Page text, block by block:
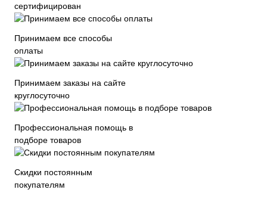
сертифицирован
Принимаем все способы
оплаты
Принимаем заказы на сайте
круглосуточно
Профессиональная помощь в
подборе товаров
Скидки постоянным
покупателям